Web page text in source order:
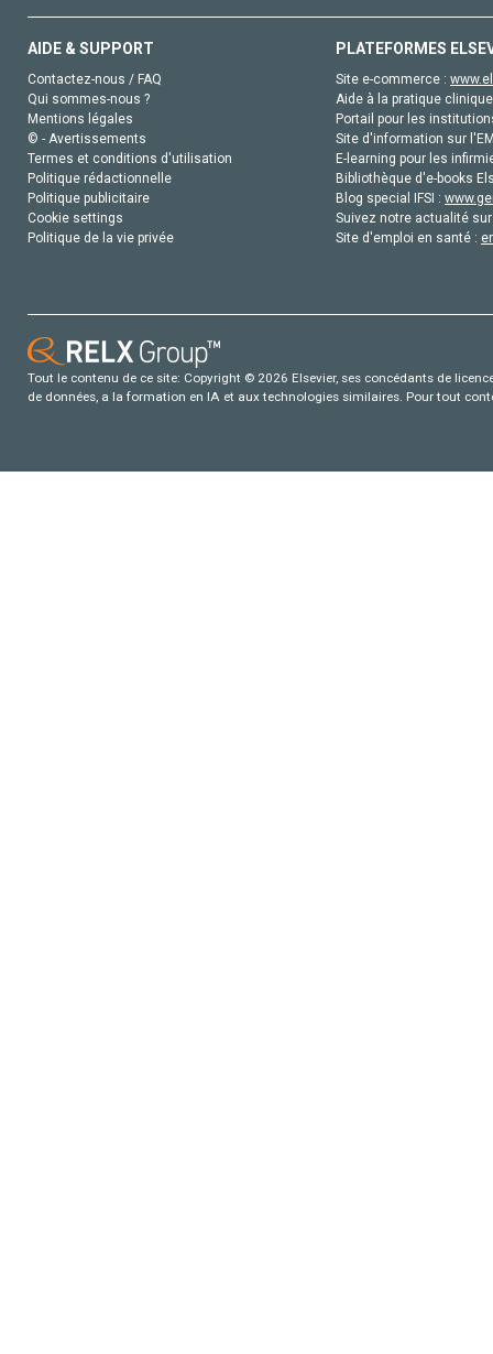
AIDE & SUPPORT
Contactez-nous / FAQ
Qui sommes-nous ?
Mentions légales
© - Avertissements
Termes et conditions d'utilisation
Politique rédactionnelle
Politique publicitaire
Cookie settings
Politique de la vie privée
PLATEFORMES
Site e-commerce :
Aide à la pratique
Portail pour les
Site d'information sur
E-learning pour les
Bibliothèque d'e-books
Blog special IFSI :
Suivez notre actualité
Site d'emploi en santé :
Tout le contenu de ce site: Copyright © 2026 Elsevier, ses concédants de
de données, a la formation en IA et aux technologies similaires. Pour tout